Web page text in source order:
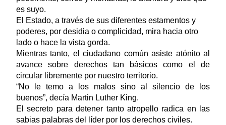
es suyo.
El Estado, a través de sus diferentes estamentos y
poderes, por desidia o complicidad, mira hacia otro
lado o hace la vista gorda.
Mientras tanto, el ciudadano común asiste atónito al
avance sobre derechos tan básicos como el de
circular libremente por nuestro territorio.
“No le temo a los malos sino al silencio de los
buenos”, decía Martin Luther King.
El secreto para detener tanto atropello radica en las
sabias palabras del líder por los derechos civiles.